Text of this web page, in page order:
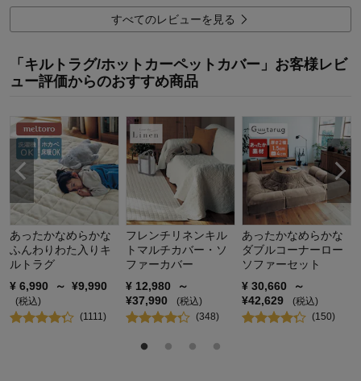
使用感・使いやすさ
5.0
デザイン・色
5.0
購入商品： フラワー, 約１９０×２４０
すべてのレビューを見る
「キルトラグ/ホットカーペットカバー」お客様レビ
ュー評価からのおすすめ商品
あったかなめらかな
ふんわりわた入りキ
ルトラグ
¥ 6,990 ～ ¥9,990
(税込)
(1111)
フレンチリネンキル
トマルチカバー・ソ
ファーカバー
¥ 12,980
～
¥37,990
(税込)
(348)
あったかなめらかな
ダブルコーナーロー
ソファーセット
¥ 30,660
～
¥42,629
(税込)
(150)